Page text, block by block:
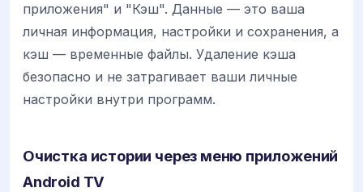
приложения" и "Кэш". Данные — это ваша
личная информация, настройки и сохранения, а
кэш — временные файлы. Удаление кэша
безопасно и не затрагивает ваши личные
настройки внутри программ.
Очистка истории через меню приложений
Android TV